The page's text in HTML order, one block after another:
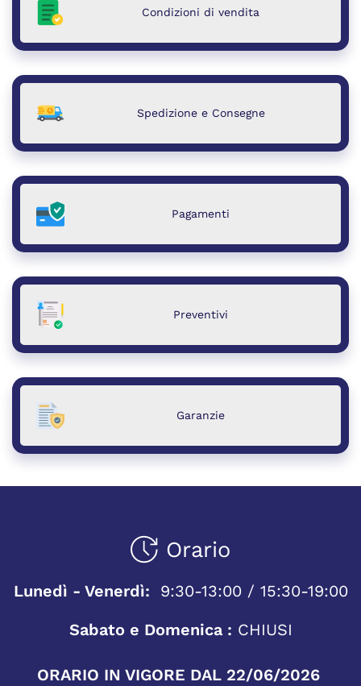
Condizioni di vendita
Spedizione e Consegne
Pagamenti
Preventivi
Garanzie
Orario
Lunedì - Venerdì:
9:30-13:00 / 15:30-19:00
Sabato e Domenica : CHIUSI
ORARIO IN VIGORE DAL 22/06/2026